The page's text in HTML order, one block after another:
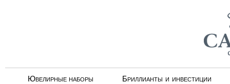
Ювелирные наборы
Бриллианты и инвестиции